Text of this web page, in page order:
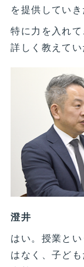
を提供していき
特に力を入れ
詳しく教えて
澄井
はい。授業と
はなく、子ど